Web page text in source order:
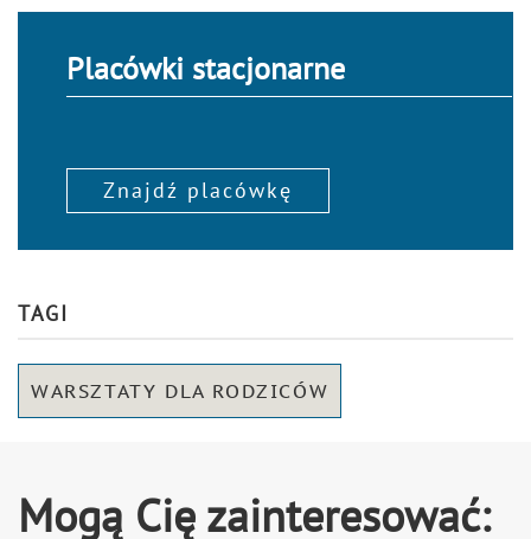
Placówki stacjonarne
Znajdź placówkę
TAGI
WARSZTATY DLA RODZICÓW
Mogą Cię zainteresować: